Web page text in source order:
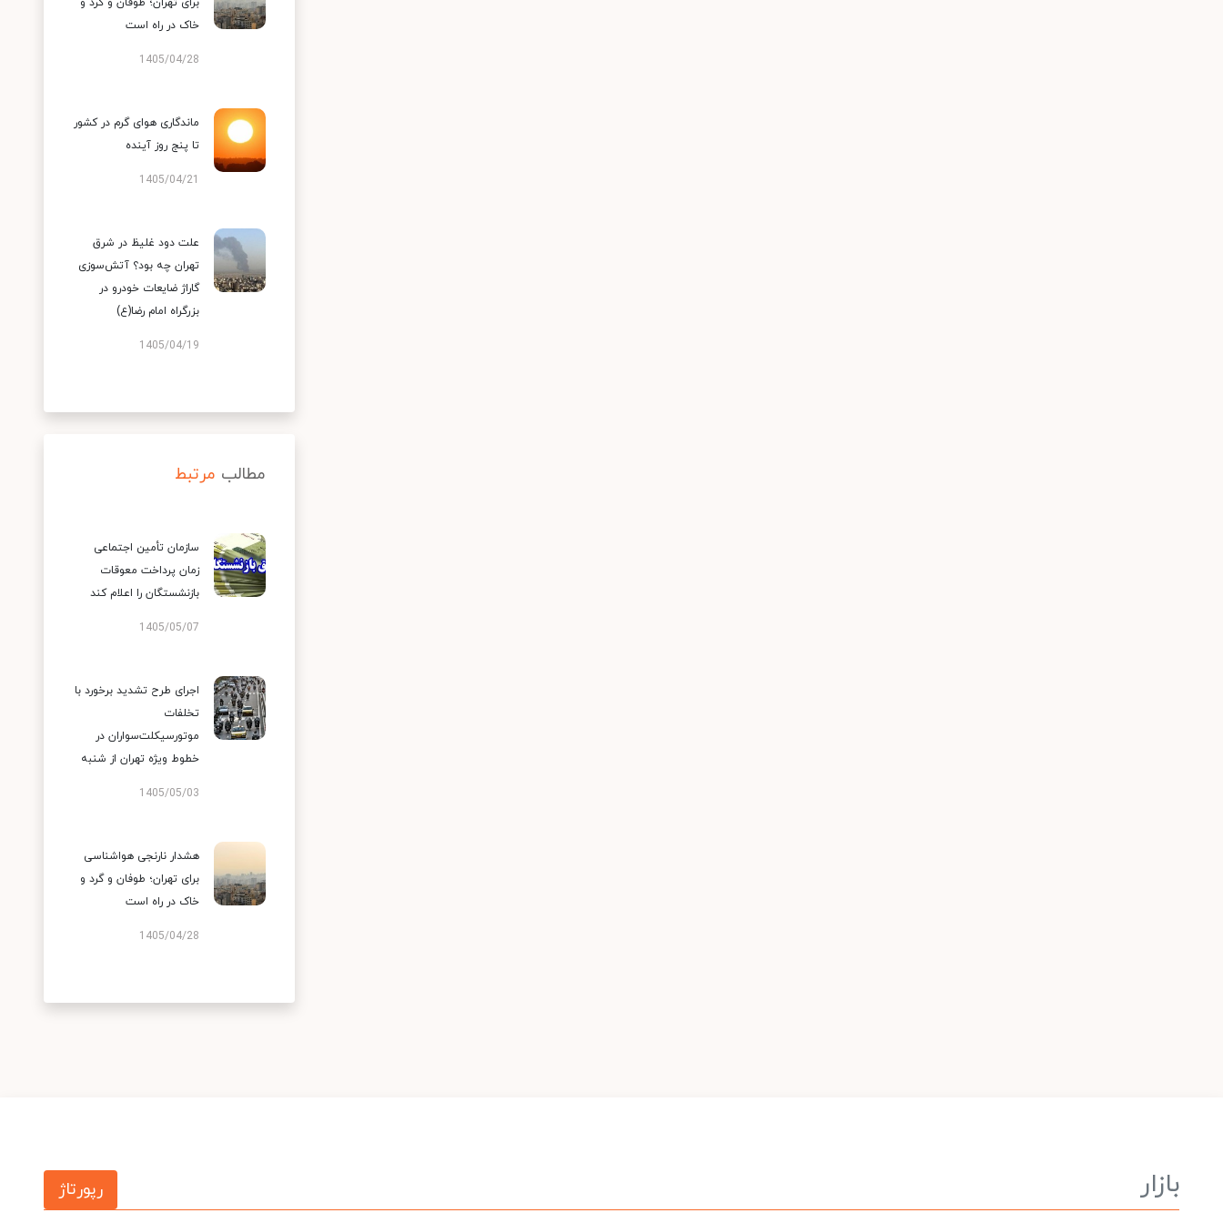
خاک در راه است
1405/04/28
ماندگاری هوای گرم در کشور
تا پنج روز آینده
1405/04/21
علت دود غلیظ در شرق
تهران چه بود؟ آتش‌سوزی
گاراژ ضایعات خودرو در
بزرگراه امام رضا(ع)
1405/04/19
مطالب مرتبط
سازمان تأمین اجتماعی
زمان پرداخت معوقات
بازنشستگان را اعلام کند
1405/05/07
اجرای طرح تشدید برخورد با
تخلفات
موتورسیکلت‌سواران در
خطوط ویژه تهران از شنبه
1405/05/03
هشدار نارنجی هواشناسی
برای تهران؛ طوفان و گرد و
خاک در راه است
1405/04/28
بازار رپورتاژ